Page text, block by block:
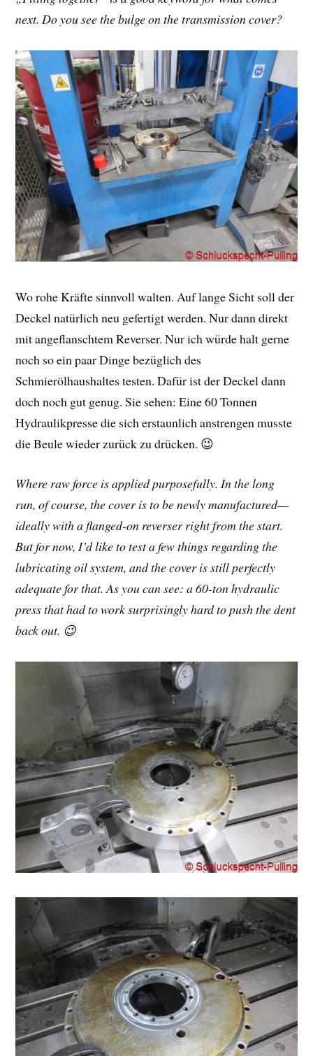
next. Do you see the bulge on the transmission cover?
Wo rohe Kräfte sinnvoll walten. Auf lange Sicht soll der
Deckel natürlich neu gefertigt werden. Nur dann direkt
mit angeflanschtem Reverser. Nur ich würde halt gerne
noch so ein paar Dinge bezüglich des
Schmierölhaushaltes testen. Dafür ist der Deckel dann
doch noch gut genug. Sie sehen: Eine 60 Tonnen
Hydraulikpresse die sich erstaunlich anstrengen musste
die Beule wieder zurück zu drücken. 😉
Where raw force is applied purposefully. In the long
run, of course, the cover is to be newly manufactured—
ideally with a flanged-on reverser right from the start.
But for now, I’d like to test a few things regarding the
lubricating oil system, and the cover is still perfectly
adequate for that. As you can see: a 60-ton hydraulic
press that had to work surprisingly hard to push the dent
back out. 😉